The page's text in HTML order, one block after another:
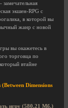
- замечательная
экшен-RPG с
в которой вы
жанр с новой
вы окажетесь в
торговца по
втайне
Dimensions
игру (580.21 Мб.)